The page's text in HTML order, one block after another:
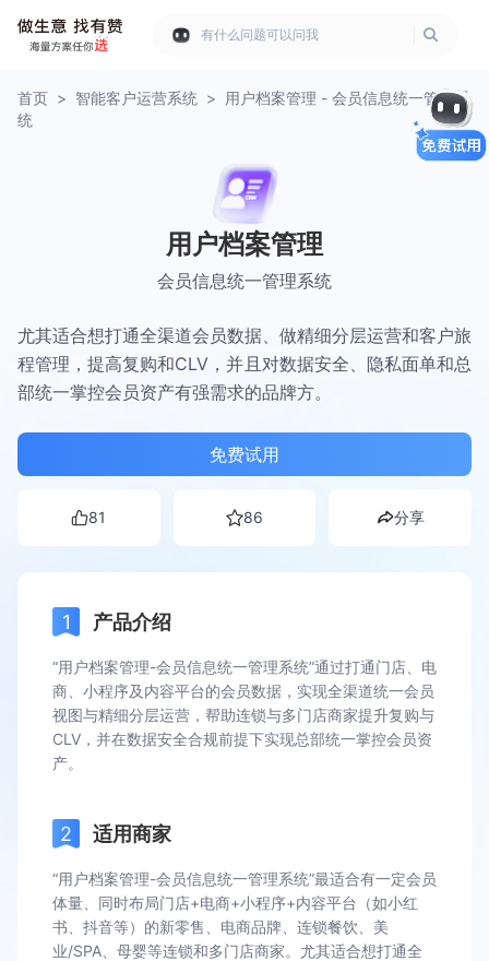
有什么问题可以问我
首页 > 智能客户运营系统 >
用户档案管理 - 会员信息统一管理系
统
用户档案管理
会员信息统一管理系统
尤其适合想打通全渠道会员数据、做精细分层运营和客户旅
程管理，提高复购和CLV，并且对数据安全、隐私面单和总
部统一掌控会员资产有强需求的品牌方。
免费试用
81 86 分享
产品介绍
“用户档案管理-会员信息统一管理系统”通过打通门店、电
商、小程序及内容平台的会员数据，实现全渠道统一会员
视图与精细分层运营，帮助连锁与多门店商家提升复购与
CLV，并在数据安全合规前提下实现总部统一掌控会员资
产。
适用商家
“用户档案管理-会员信息统一管理系统”最适合有一定会员
体量、同时布局门店+电商+小程序+内容平台（如小红
书、抖音等）的新零售、电商品牌、连锁餐饮、美
业/SPA、母婴等连锁和多门店商家。尤其适合想打通全